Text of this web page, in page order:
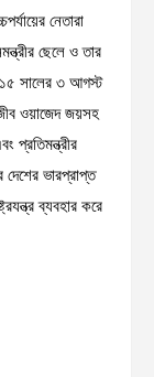
নেতারা
ছেলে ও তার
সালের ৩ আগস্ট
ওয়াজেদ জয়সহ
প্রতিমন্ত্রীর
ভারপ্রাপ্ত
ব্যবহার করে